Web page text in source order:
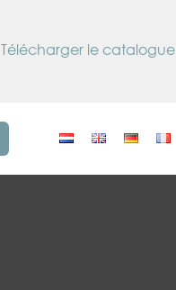
Télécharger le catalogue